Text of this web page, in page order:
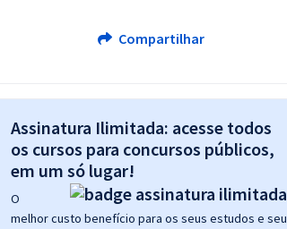
Compartilhar
Assinatura Ilimitada: acesse todos
os cursos para concursos públicos,
em um só lugar!
O
melhor custo benefício para os seus estudos e seu